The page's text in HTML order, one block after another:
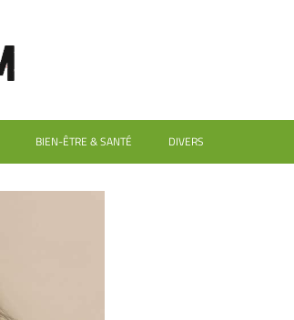
BIEN-ÊTRE & SANTÉ DIVERS